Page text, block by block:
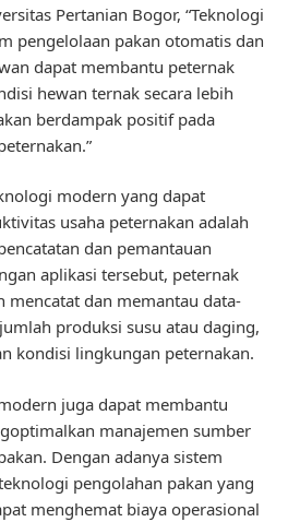
Pertanian Bogor, “Teknologi
pengelolaan pakan otomatis dan
dapat membantu peternak
hewan ternak secara lebih
berdampak positif pada
modern yang dapat
usaha peternakan adalah
dan pemantauan
aplikasi tersebut, peternak
mencatat dan memantau data-
produksi susu atau daging,
kondisi lingkungan peternakan.
juga dapat membantu
manajemen sumber
Dengan adanya sistem
pengolahan pakan yang
menghemat biaya operasional